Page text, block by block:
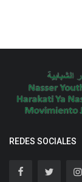
REDES SOCIALES